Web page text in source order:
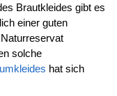
Brautkleides gibt es
einer guten
solche
hat sich